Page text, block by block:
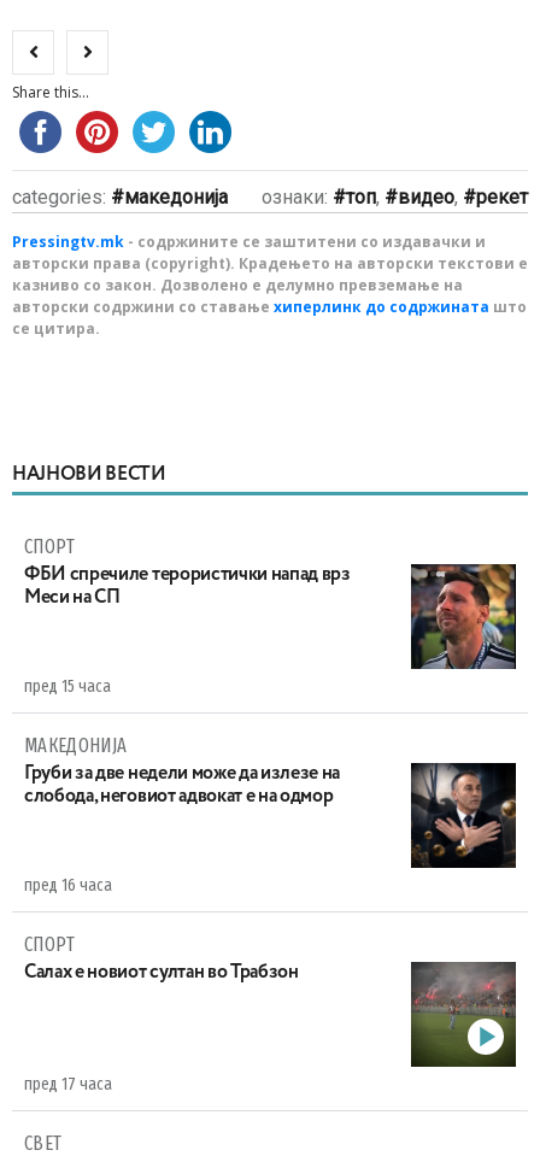
Share this...
categories: македонија ознаки: топ, видео, рекет
Pressingtv.mk - содржините се заштитени со издавачки и
авторски права (copyright). Крадењето на авторски текстови е
казниво со закон. Дозволено е делумно превземање на
авторски содржини со ставање хиперлинк до содржината што
се цитира.
НАЈНОВИ ВЕСТИ
СПОРТ
ФБИ спречиле терористички напад врз
Меси на СП
пред 15 часа
МАКЕДОНИЈА
Груби за две недели може да излезе на
слобода, неговиот адвокат е на одмор
пред 16 часа
СПОРТ
Салах е новиот султан во Трабзон
пред 17 часа
СВЕТ